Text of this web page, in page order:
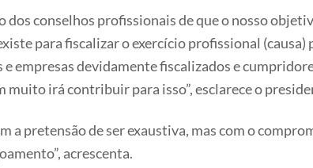
dos conselhos profissionais de que o nosso
para fiscalizar o exercício profissional
empresas devidamente fiscalizados e
muito irá contribuir para isso”, esclarece o
a pretensão de ser exaustiva, mas com o
acrescenta.